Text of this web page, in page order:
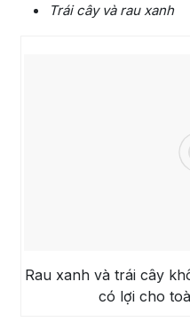
Trái cây và rau xanh
Rau xanh và trái cây
có lợi cho